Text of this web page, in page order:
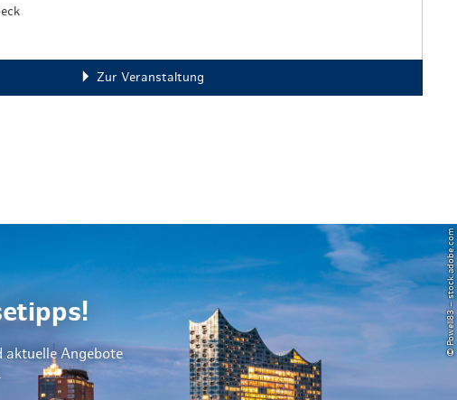
Zur Veranstaltung
aktuelle Angebote
© Powell83 – stock.adobe.com